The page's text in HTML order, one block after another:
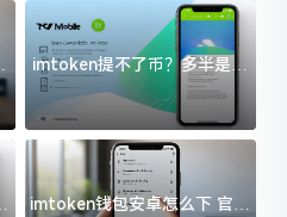
imtoken提不了币？多半是这
几件事没处理好
imtoken钱包安卓怎么下 官方